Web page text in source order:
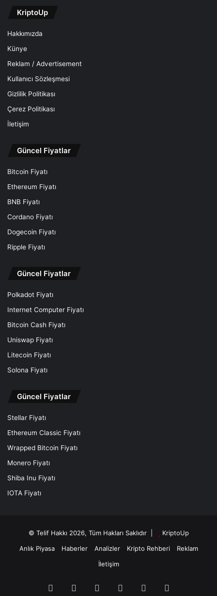
KriptoUp
Hakkımızda
Künye
Reklam / Advertisement
Kullanıcı Sözleşmesi
Gizlilik Politikası
Çerez Politikası
İletişim
Güncel Fiyatlar
Bitcoin Fiyatı
Ethereum Fiyatı
BNB Fiyatı
Cordano Fiyatı
Dogecoin Fiyatı
Ripple Fiyatı
Güncel Fiyatlar
Polkadot Fiyatı
Internet Computer Fiyatı
Bitcoin Cash Fiyatı
Uniswap Fiyatı
Litecoin Fiyatı
Solona Fiyatı
Güncel Fiyatlar
Stellar Fiyatı
Ethereum Classic Fiyatı
Wrapped Bitcoin Fiyatı
Monero Fiyatı
Shiba Inu Fiyatı
IOTA Fiyatı
© Telif Hakkı 2026, Tüm Hakları Saklıdır |
KriptoUp
Anlık Piyasa
Haberler Analizler Kripto Rehberi
Reklam
İletişim
Facebook PinterestYouTubeInstagram